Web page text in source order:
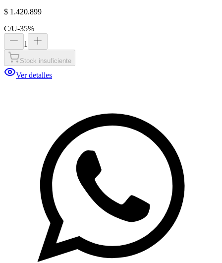
$ 1.420.899
C/U-35%
1
Stock insuficiente
Ver detalles